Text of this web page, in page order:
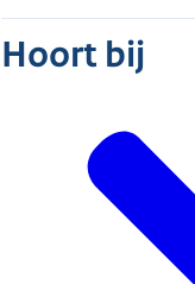
Hoort bij